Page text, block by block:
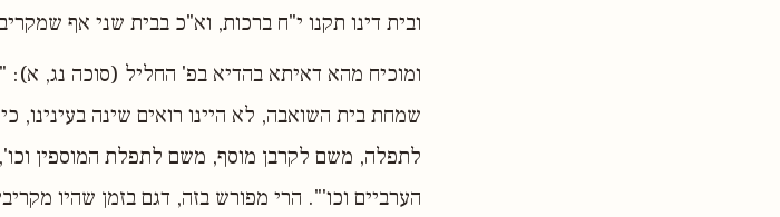
ובית דינו תקנו י"ח ברכות, וא"כ בבית שני אף
ומוכיח מהא דאיתא בהדיא בפ' החליל (סוכה נג, א):
שמחת בית השואבה, לא היינו רואים שינה
לתפלה, משם לקרבן מוסף, משם לתפלת המוספין
הערביים וכו'". הרי מפורש בזה, דגם בזמן שהיו